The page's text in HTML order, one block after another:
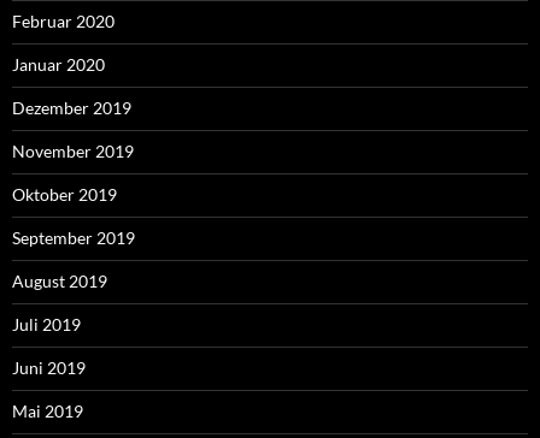
Februar 2020
Januar 2020
Dezember 2019
November 2019
Oktober 2019
September 2019
August 2019
Juli 2019
Juni 2019
Mai 2019